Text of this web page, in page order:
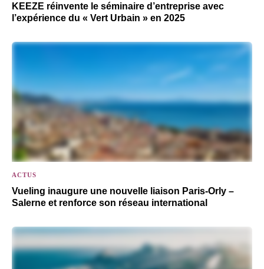
KEEZE réinvente le séminaire d’entreprise avec
l’expérience du « Vert Urbain » en 2025
ACTUS
Vueling inaugure une nouvelle liaison Paris-Orly –
Salerne et renforce son réseau international